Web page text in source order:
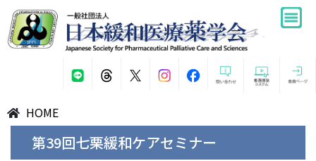
HOME
第39回七栗緩和ケアセミナー